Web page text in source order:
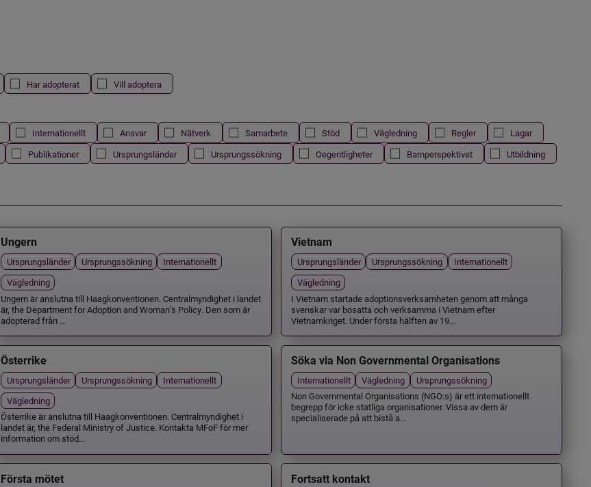
Har adopterat Vill adoptera
Internationellt Ansvar Nätverk Samarbete Stöd Vägledning Regler
Lagar
Publikationer Ursprungsländer Ursprungssökning Oegentligheter Barnperspektivet
Utbildning
Ungern
Ursprungsländer Ursprungssökning
Internationellt
Vägledning
Ungern är anslutna till Haagkonventionen. Centralmyndighet i landet
är, the Department for Adoption and Woman’s Policy. Den som är
adopterad från ...
Vietnam
Ursprungsländer Ursprungssökning
Internationellt
Vägledning
I Vietnam startade adoptionsverksamheten genom att många
svenskar var bosatta och verksamma i Vietnam efter
Vietnamkriget. Under första hälften av 19...
Österrike
Ursprungsländer Ursprungssökning
Internationellt
Vägledning
Österrike är anslutna till Haagkonventionen. Centralmyndighet i
landet är, the Federal Ministry of Justice. Kontakta MFoF för mer
information om stöd...
Söka via Non Governmental Organisations
Internationellt Vägledning
Ursprungssökning
Non Governmental Organisations (NGO:s) är ett internationellt
begrepp för icke statliga organisationer. Vissa av dem är
specialiserade på att bistå a...
Första mötet Fortsatt kontakt